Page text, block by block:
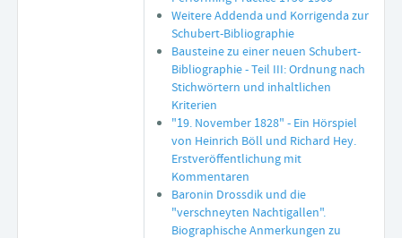
Weitere Addenda und Korrigenda zur
Schubert-Bibliographie
Bausteine zu einer neuen Schubert-
Bibliographie - Teil III: Ordnung nach
Stichwörtern und inhaltlichen
Kriterien
"19. November 1828" - Ein Hörspiel
von Heinrich Böll und Richard Hey.
Erstveröffentlichung mit
Kommentaren
Baronin Drossdik und die
"verschneyten Nachtigallen".
Biographische Anmerkungen zu